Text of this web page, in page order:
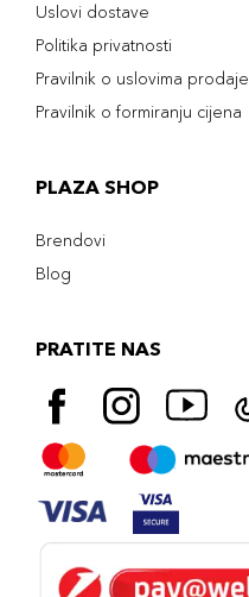
Uslovi dostave
Politika privatnosti
Pravilnik o uslovima prodaje
Pravilnik o formiranju cijena
PLAZA SHOP
Brendovi
Blog
PRATITE NAS